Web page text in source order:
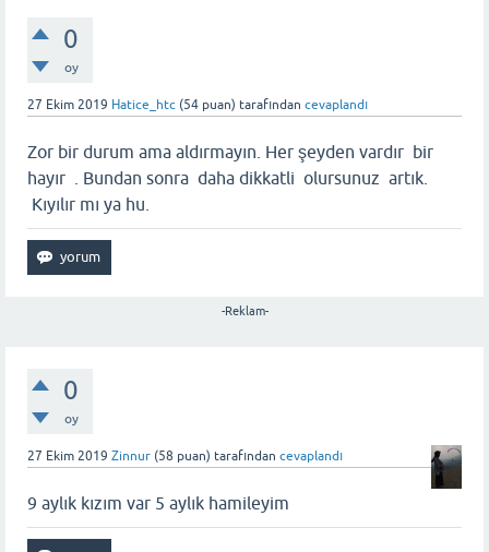
0
oy
27 Ekim 2019 Hatice_htc (54 puan) tarafından cevaplandı
Zor bir durum ama aldırmayın. Her şeyden vardır bir
hayır . Bundan sonra daha dikkatli olursunuz artık.
Kıyılır mı ya hu.
-Reklam-
0
oy
27 Ekim 2019 Zinnur (58 puan) tarafından cevaplandı
9 aylık kızım var 5 aylık hamileyim